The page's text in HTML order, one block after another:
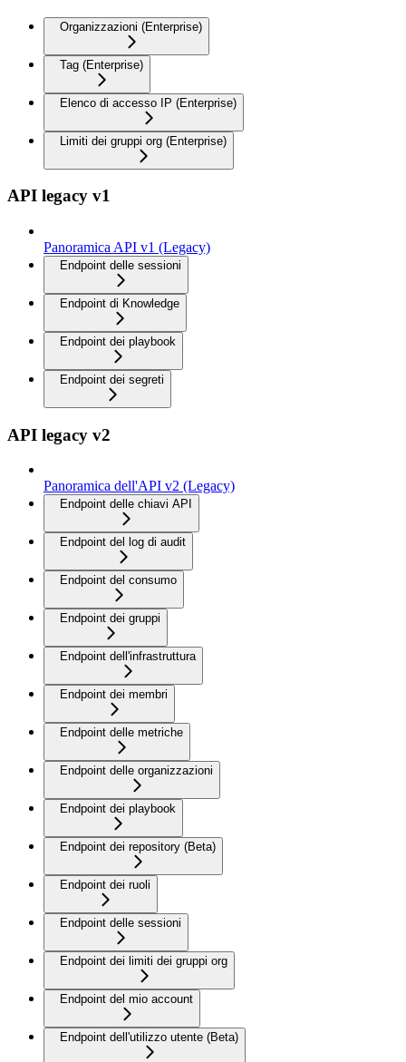
Organizzazioni (Enterprise)
Tag (Enterprise)
Elenco di accesso IP (Enterprise)
Limiti dei gruppi org (Enterprise)
API legacy v1
Panoramica API v1 (Legacy)
Endpoint delle sessioni
Endpoint di Knowledge
Endpoint dei playbook
Endpoint dei segreti
API legacy v2
Panoramica dell'API v2 (Legacy)
Endpoint delle chiavi API
Endpoint del log di audit
Endpoint del consumo
Endpoint dei gruppi
Endpoint dell'infrastruttura
Endpoint dei membri
Endpoint delle metriche
Endpoint delle organizzazioni
Endpoint dei playbook
Endpoint dei repository (Beta)
Endpoint dei ruoli
Endpoint delle sessioni
Endpoint dei limiti dei gruppi org
Endpoint del mio account
Endpoint dell'utilizzo utente (Beta)